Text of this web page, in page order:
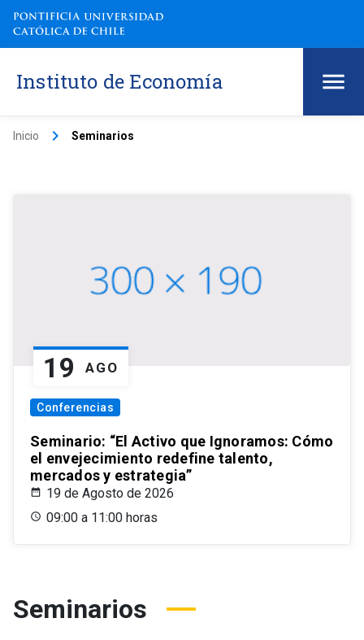
Instituto de Economía
Inicio keyboard_arrow_right Seminarios
19 AGO
Conferencias
Seminario: “El Activo que Ignoramos: Cómo
el envejecimiento redefine talento,
mercados y estrategia”
19 de Agosto de 2026
09:00 a 11:00 horas
Seminarios